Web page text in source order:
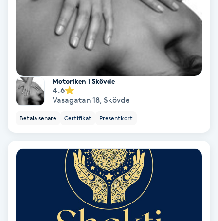
Singelfransar
Sjukgymnastik
Skinbooster
Motoriken i Skövde
4.6
Vasagatan 18, Skövde
Betala senare Certifikat Presentkort